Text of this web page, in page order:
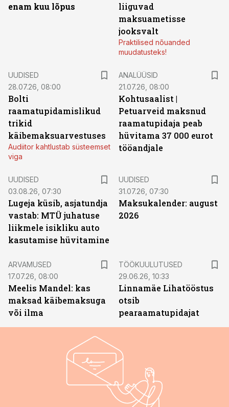
enam kuu lõpus
liiguvad
maksuametisse
jooksvalt
Praktilised nõuanded
muudatusteks!
UUDISED
28.07.26, 08:00
Bolti
raamatupidamislikud
trikid
käibemaksuarvestuses
Audiitor kahtlustab süsteemset
viga
ANALÜÜSID
21.07.26, 08:00
Kohtusaalist |
Petuarveid maksnud
raamatupidaja peab
hüvitama 37 000 eurot
tööandjale
UUDISED
03.08.26, 07:30
Lugeja küsib, asjatundja
vastab: MTÜ juhatuse
liikmele isikliku auto
kasutamise hüvitamine
UUDISED
31.07.26, 07:30
Maksukalender: august
2026
ARVAMUSED
17.07.26, 08:00
Meelis Mandel: kas
maksad käibemaksuga
või ilma
TÖÖKUULUTUSED
29.06.26, 10:33
Linnamäe Lihatööstus
otsib
pearaamatupidajat